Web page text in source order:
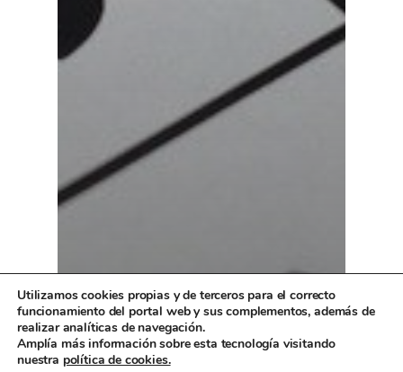
Utilizamos cookies propias y de terceros para el correcto
funcionamiento del portal web y sus complementos, además de
realizar analíticas de navegación.
Amplía más información sobre esta tecnología visitando
nuestra política de cookies.